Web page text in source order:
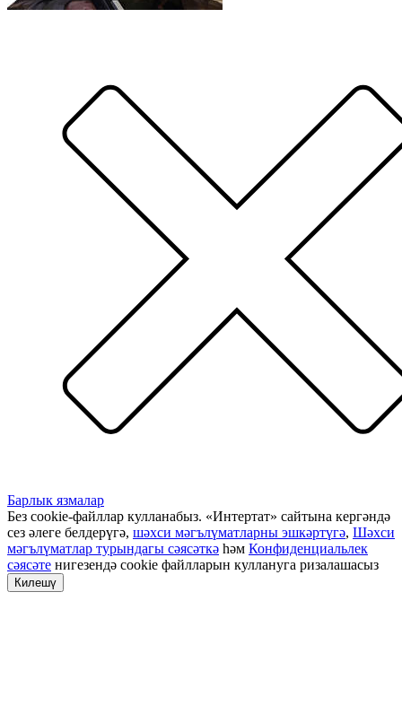
Барлык язмалар
Без cookie-файллар кулланабыз. «Интертат» сайтына кергәндә
сез әлеге белдерүгә, шәхси мәгълүматларны эшкәртүгә, Шәхси
мәгълүматлар турындагы сәясәткә һәм Конфиденциальлек
сәясәте нигезендә cookie файлларын куллануга ризалашасыз
Килешү